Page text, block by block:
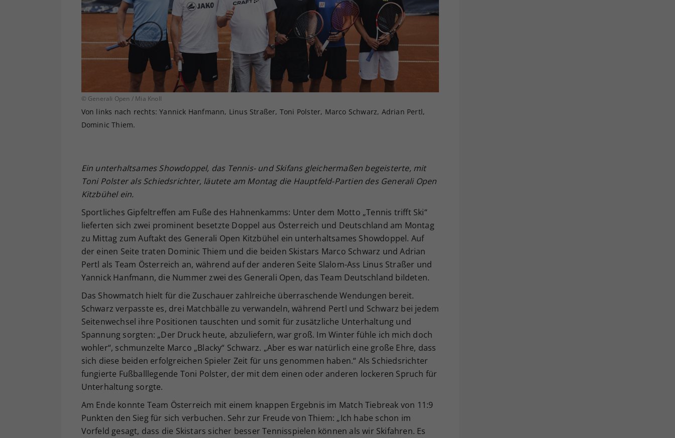
© Generali Open / Mia Knoll
Von links nach rechts: Yannick Hanfmann, Linus Straßer, Toni Polster, Marco Schwarz, Adrian Pertl,
Dominic Thiem.
Ein unterhaltsames Showdoppel, das Tennis- und Skifans gleichermaßen begeisterte, mit
Toni Polster als Schiedsrichter, läutete am Montag die Hauptfeld-Partien des Generali Open
Kitzbühel ein.
Sportliches Gipfeltreffen am Fuße des Hahnenkamms: Unter dem Motto „Tennis trifft Ski“
lieferten sich zwei prominent besetzte Doppel aus Österreich und Deutschland am Montag
zu Mittag zum Auftakt des Generali Open Kitzbühel ein unterhaltsames Showdoppel. Auf
der einen Seite traten Dominic Thiem und die beiden Skistars Marco Schwarz und Adrian
Pertl als Team Österreich an, während auf der anderen Seite Slalom-Ass Linus Straßer und
Yannick Hanfmann, die Nummer zwei des Generali Open, das Team Deutschland bildeten.
Das Showmatch hielt für die Zuschauer zahlreiche überraschende Wendungen bereit.
Schwarz verpasste es, drei Matchbälle zu verwandeln, während Pertl und Schwarz bei jedem
Seitenwechsel ihre Positionen tauschten und somit für zusätzliche Unterhaltung und
Spannung sorgten: „Der Druck heute, abzuliefern, war groß. Im Winter fühle ich mich doch
wohler“, schmunzelte Marco „Blacky“ Schwarz. „Aber es war natürlich eine große Ehre, dass
sich diese beiden erfolgreichen Spieler Zeit für uns genommen haben.“ Als Schiedsrichter
fungierte Fußballlegende Toni Polster, der mit dem einen oder anderen lockeren Spruch für
Unterhaltung sorgte.
Am Ende konnte Team Österreich mit einem knappen Ergebnis im Match Tiebreak von 11:9
Punkten den Sieg für sich verbuchen. Sehr zur Freude von Thiem: „Ich habe schon im
Vorfeld gesagt, dass die Skistars sicher besser Tennisspielen können als wir Skifahren. Es
Ihrer vorgenommen Einstellungen, falls der
Webseiten-Betreiber dies eingestellt hat.